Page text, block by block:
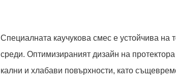
Специалната каучукова смес е устойчива на
среди. Оптимизираният дизайн на
кални и хлабави повърхности, като